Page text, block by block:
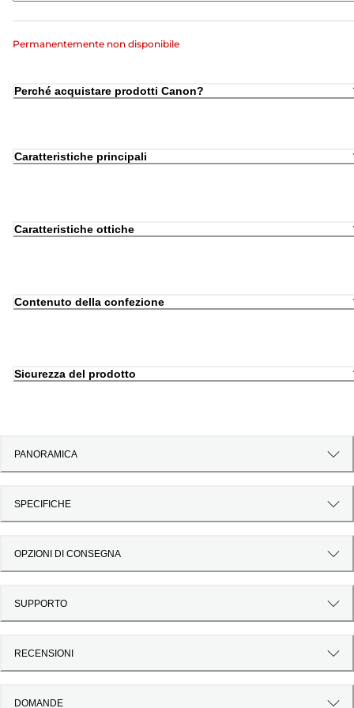
Permanentemente non disponibile
Perché acquistare prodotti Canon?
Caratteristiche principali
Caratteristiche ottiche
Contenuto della confezione
Sicurezza del prodotto
PANORAMICA
SPECIFICHE
OPZIONI DI CONSEGNA
SUPPORTO
RECENSIONI
DOMANDE